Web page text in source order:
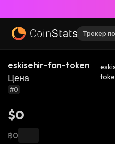
Трекер
eskisehir-fan-token
Цена
#0
$0
฿0